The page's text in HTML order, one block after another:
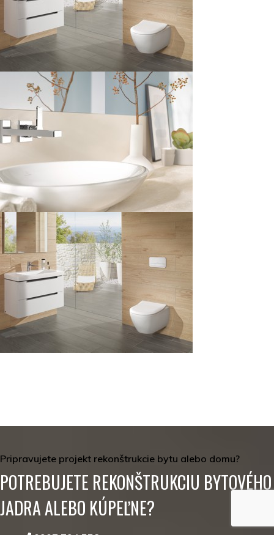
Pripravujete projekt rekonštrukcie bytu alebo domu?
POTREBUJETE REKONŠTRUKCIU BYTOVÉHO
JADRA ALEBO KÚPEĽNE?